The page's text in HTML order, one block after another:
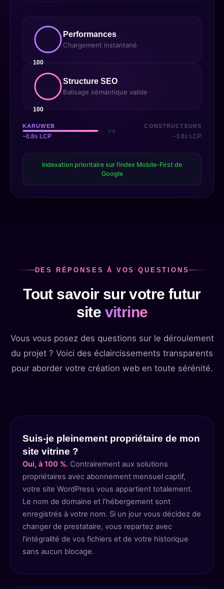
100
Performances
Chargement instantané
100
Structure SEO
Balisage sémantique valide
KARUWEB
~0.8s LCP
VS
CONSTRUCTEURS
~3.8s LCP
Indexation prioritaire sur l’index Mobile-First de
Google
DES RÉPONSES À VOS QUESTIONS
Tout savoir sur votre futur
site vitrine
Vous vous posez des questions sur le déroulement
du projet ? Voici des éclaircissements transparents
pour aborder votre création web en toute sérénité.
Suis-je pleinement propriétaire de mon
site vitrine ?
Oui, à 100 %. Contrairement aux solutions
propriétaires avec abonnement mensuel captif,
votre site WordPress vous appartient totalement.
Le nom de domaine et l’hébergement sont
enregistrés à votre nom. Si un jour vous décidez de
changer de prestataire, vous repartez avec
l’intégralité de vos fichiers et de votre historique
sans aucun blocage.